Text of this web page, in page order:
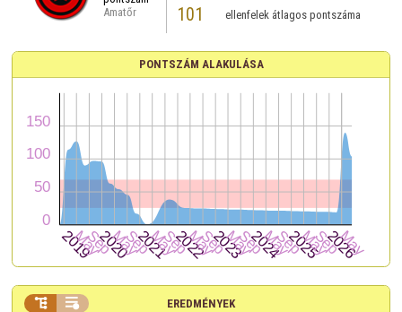
Amatőr
101 ellenfelek átlagos pontszáma
PONTSZÁM ALAKULÁSA
EREDMÉNYEK
 